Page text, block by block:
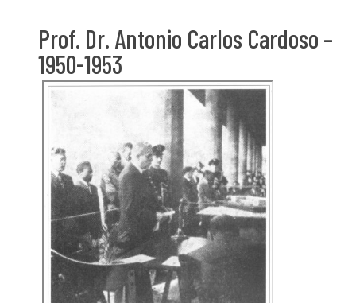
Prof. Dr. Antonio Carlos Cardoso –
1950-1953